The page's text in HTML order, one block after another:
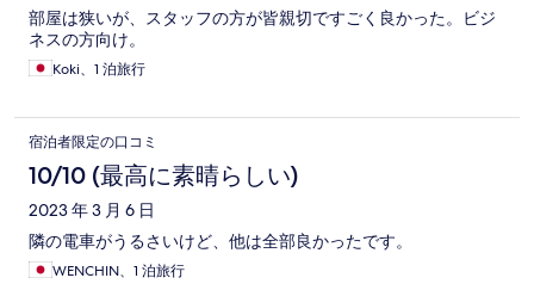
部屋は狭いが、スタッフの方が皆親切ですごく良かった。ビジ
ネスの方向け。
Koki、1 泊旅行
宿泊者限定の口コミ
10/10 (最高に素晴らしい)
2023 年 3 月 6 日
隣の電車がうるさいけど、他は全部良かったです。
WENCHIN、1 泊旅行